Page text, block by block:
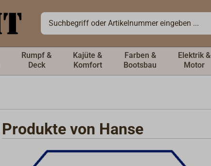
Rumpf &
Deck
Kajüte &
Komfort
Farben &
Bootsbau
Elektrik &
Motor
Produkte von Hanse